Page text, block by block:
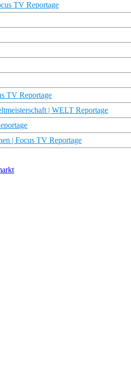
TV Reportage
TV Reportage
| WELT Reportage
| Focus TV Reportage